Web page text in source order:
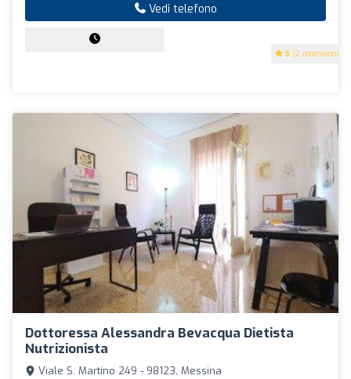
5 (2 recensioni)
Vedi telefono
Dottoressa Alessandra Bevacqua Dietista
Nutrizionista
Viale S. Martino 249 - 98123, Messina